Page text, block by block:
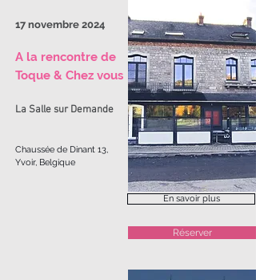
17 novembre 2024
A la rencontre de
Toque & Chez vous
La Salle sur Demande
Chaussée de Dinant 13,
Yvoir, Belgique
En savoir plus
Réserver